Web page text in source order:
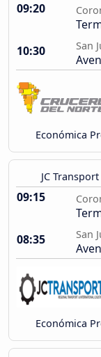
09:20
10:30
San
Económica
JC Transport
09:15
08:35
San
Económica